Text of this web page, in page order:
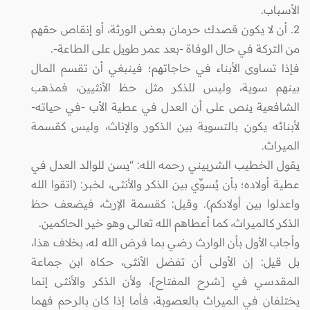
الأسباب.
2. أن لا يكون قصدك حرمان بعض الورثة، أو إنقاص حقهم
من التركة في حال الوفاة -بعد عمر طويل على الطاعة-.
فإذا تساوى الأبناء في حاجاتهم؛ فينبغي أن تقسم المال
بينهم سوية، وليس للذكر مثل حظ الأنثيين، فمذهب
الشافعية ينص على أن العدل في عطية الأب -في حياته-
لأبنائه يكون بالتسوية بين الذكور والإناث، وليس كقسمة
الميراث.
يقول الخطيب الشربيني رحمه الله: "يسن للوالد العدل في
عطية أولاده؛ بأن يُسوِّي بين الذكر والأنثى، لخبر: (اتقوا الله
واعدلوا بين أولادكم). وقيل: كقسمة الإرث، فيضعف حظ
الذكر كالميراث، كما أعطاهم الله تعالى وهو خير الحاكمين.
وأجاب الأول بأن الوارث رضي بما فرض الله له، بخلاف هذا،
بل قيل: إن الأولى أن تفضل الأنثى، حكاه ابن جماعة
المقدسي في [شرح المفتاح]، ولأن الذكر والأنثى إنما
يختلفان في الميراث بالعصوبة، فأما إذا كان بالرحم فهما